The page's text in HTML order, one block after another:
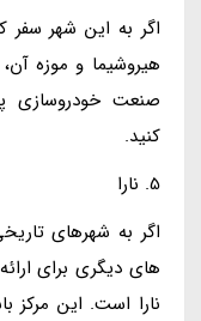
اگر به این شهر
هیروشیما و موزه
صنعت خودروسازی
کنید.
5. نارا
اگر به شهرهای
های دیگری برای
نارا است. این مرکز